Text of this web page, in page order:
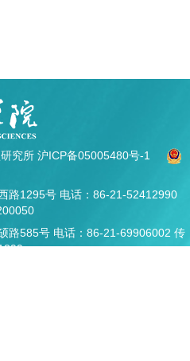
究所 沪ICP备05005480号-1
路1295号 电话：86-21-52412990
路585号 电话：86-21-69906002 传